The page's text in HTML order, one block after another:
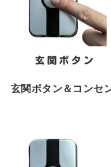
玄関ボタン＆コンセ